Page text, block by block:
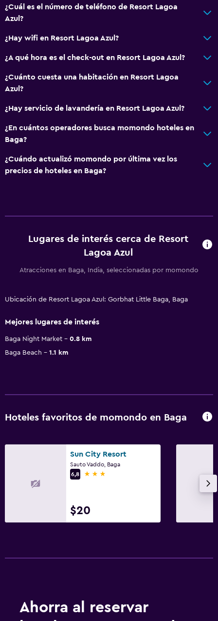
¿Cuál es el número de teléfono de Resort Lagoa
Azul?
¿Hay wifi en Resort Lagoa Azul?
¿A qué hora es el check-out en Resort Lagoa Azul?
¿Cuánto cuesta una habitación en Resort Lagoa
Azul?
¿Hay servicio de lavandería en Resort Lagoa Azul?
¿En cuántos operadores busca momondo hoteles en
Baga?
¿Cuándo actualizó momondo por última vez los
precios de hoteles en Baga?
Lugares de interés cerca de Resort
Lagoa Azul
Atracciones en Baga, India, seleccionadas por momondo
Ubicación de Resort Lagoa Azul: Gorbhat Little Baga, Baga
Mejores lugares de interés
Baga Night Market
0.8 km
Baga Beach
1.1 km
Hoteles favoritos de momondo en Baga
Sun City Resort
Sauto Vaddo, Baga
6,8
3 estrellas
$20
Ahorra al reservar